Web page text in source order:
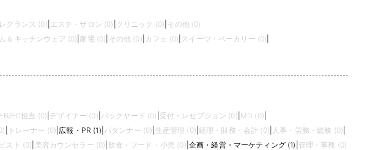
グランス (0) エステ・サロン (0) クリニック (0) その他 (0)
＆キッチンウェア (0) 家電 (0) その他 (0) カフェ (0) スイーツ・ベーカリー (0)
EC担当 (0) デザイナー (0) バックヤード (0) 受付・レセプション (0) MD (0)
トレーナー (0) 広報・PR (1) パタンナー (0) 生産管理 (0) |経理・財務・会計 (0) 人事・労務・総務 (0)
スト (0) 美容カウンセラー (0) 飲食・フード・小売 (0) 企画・経営・マーケティング (1) 管理・事務 (0)